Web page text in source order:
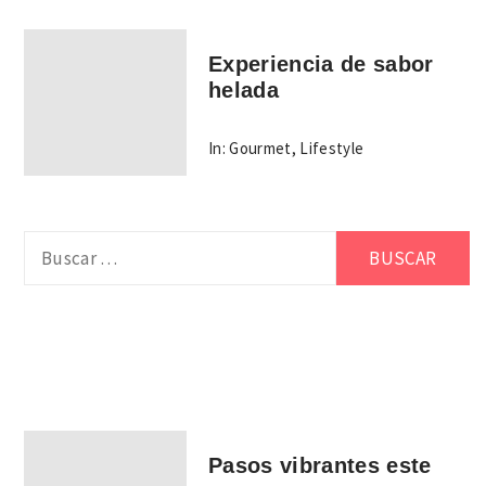
Experiencia de sabor
helada
In: Gourmet, Lifestyle
Pasos vibrantes este